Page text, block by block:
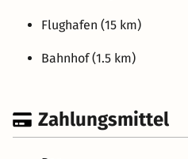
Flughafen (15 km)
Bahnhof (1.5 km)
Zahlungsmittel